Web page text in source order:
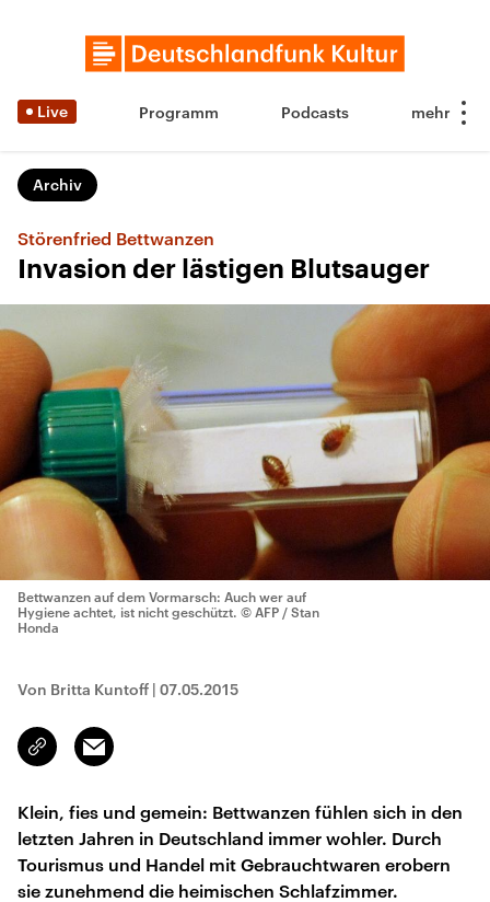
Live Programm Podcasts
Archiv
Störenfried Bettwanzen
Invasion der lästigen Blutsauger
Bettwanzen auf dem Vormarsch: Auch wer auf
Hygiene achtet, ist nicht geschützt. © AFP / Stan
Honda
Von Britta Kuntoff | 07.05.2015
Link
kopieren/teilen
Email
Klein, fies und gemein: Bettwanzen fühlen sich in den
letzten Jahren in Deutschland immer wohler. Durch
Tourismus und Handel mit Gebrauchtwaren erobern
sie zunehmend die heimischen Schlafzimmer.